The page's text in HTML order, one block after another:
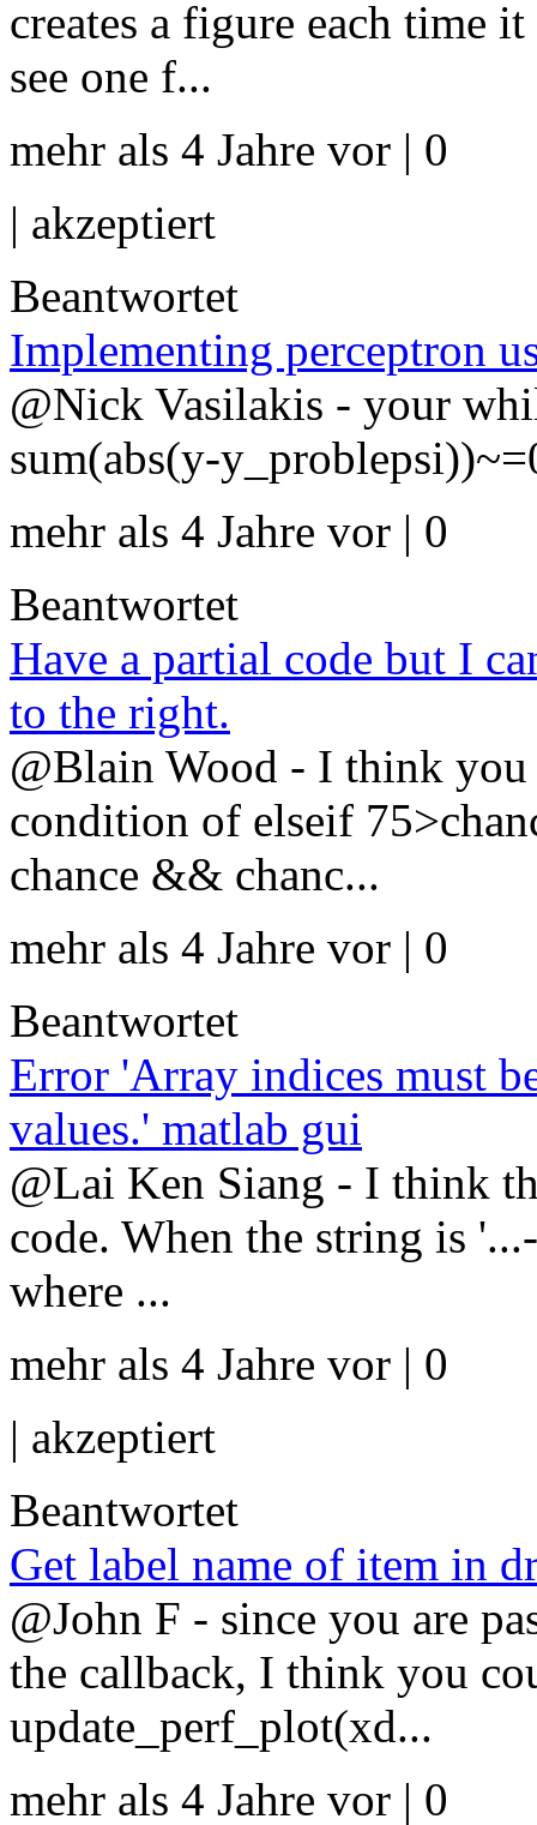
creates a figure each time
see one f...
mehr als 4 Jahre vor | 0
| akzeptiert
Beantwortet
Implementing perceptron
@Nick Vasilakis - your
sum(abs(y-
mehr als 4 Jahre vor | 0
Beantwortet
Have a partial code but I
to the right.
@Blain Wood - I think you
condition of elseif
chance && chanc...
mehr als 4 Jahre vor | 0
Beantwortet
Error 'Array indices must
values.' matlab gui
@Lai Ken Siang - I think
code. When the string is
where ...
mehr als 4 Jahre vor | 0
| akzeptiert
Beantwortet
Get label name of item in
@John F - since you are
the callback, I think you
update_perf_plot(xd...
mehr als 4 Jahre vor | 0